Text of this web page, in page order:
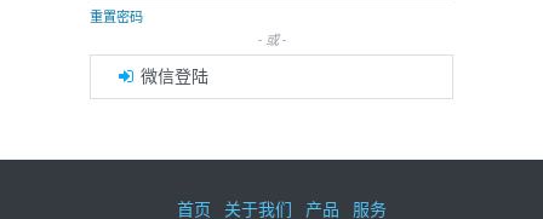
重置密码
- 或 -
微信登陆
首页 关于我们 产品 服务